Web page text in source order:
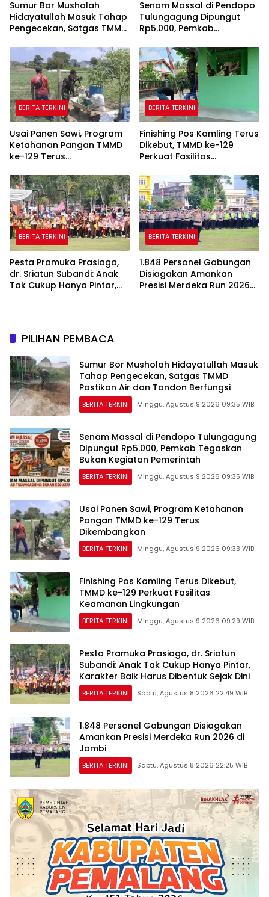
Sumur Bor Musholah
Hidayatullah Masuk Tahap
Pengecekan, Satgas TMMD
Berfungsi
Senam Massal di Pendopo
Tulungagung Dipungut
Rp5.000, Pemkab
Pemerintah
BERITA TERKINI
Usai Panen Sawi, Program
Ketahanan Pangan TMMD
ke-129 Terus
BERITA TERKINI
Finishing Pos Kamling Terus
Dikebut, TMMD ke-129
Perkuat Fasilitas
BERITA TERKINI
Pesta Pramuka Prasiaga,
dr. Sriatun Subandi: Anak
Tak Cukup Hanya Pintar,
BERITA TERKINI
1.848 Personel Gabungan
Disiagakan Amankan
Presisi Merdeka Run 2026
PILIHAN PEMBACA
Sumur Bor Musholah Hidayatullah Masuk
Tahap Pengecekan, Satgas TMMD
Pastikan Air dan Tandon Berfungsi
BERITA TERKINI Minggu, Agustus 9 2026 09:35 WIB
Senam Massal di Pendopo Tulungagung
Dipungut Rp5.000, Pemkab Tegaskan
Bukan Kegiatan Pemerintah
BERITA TERKINI Minggu, Agustus 9 2026 09:35 WIB
Usai Panen Sawi, Program Ketahanan
Pangan TMMD ke-129 Terus
Dikembangkan
BERITA TERKINI Minggu, Agustus 9 2026 09:33 WIB
Finishing Pos Kamling Terus Dikebut,
TMMD ke-129 Perkuat Fasilitas
Keamanan Lingkungan
BERITA TERKINI Minggu, Agustus 9 2026 09:29 WIB
Pesta Pramuka Prasiaga, dr. Sriatun
Subandi: Anak Tak Cukup Hanya Pintar,
Karakter Baik Harus Dibentuk Sejak Dini
BERITA TERKINI Sabtu, Agustus 8 2026 22:49 WIB
1.848 Personel Gabungan Disiagakan
Amankan Presisi Merdeka Run 2026 di
Jambi
BERITA TERKINI Sabtu, Agustus 8 2026 22:25 WIB